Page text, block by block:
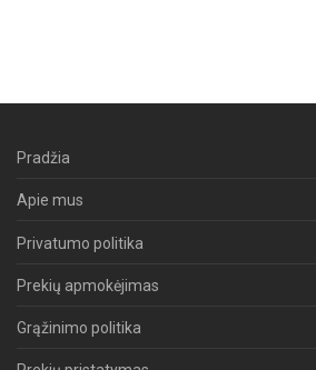
Pradžia
Apie mus
Privatumo politika
Prekių apmokėjimas
Grąžinimo politika